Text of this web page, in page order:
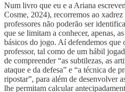
Num livro que eu e a Ariana
Cosme, 2024), recorremos ao
professores não poderão ser
que se limitam a conhecer, apenas,
básicos do jogo. Aí defendemos que
professor, tal como de um hábil
de compreender “as subtilezas, as
ataque e da defesa” e “a técnica de
ripostar”, para além de desenvolver
lhe permitam calcular